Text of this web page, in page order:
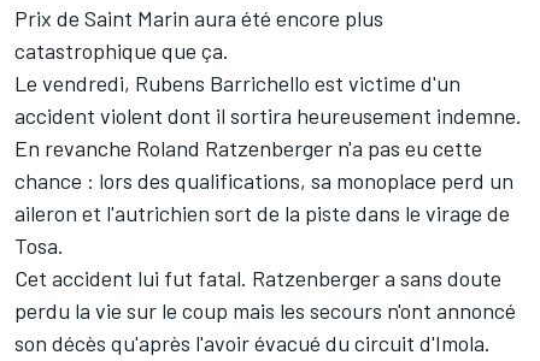
Prix de Saint Marin aura été encore plus
catastrophique que ça.
Le vendredi, Rubens Barrichello est victime d'un
accident violent dont il sortira heureusement indemne.
En revanche Roland Ratzenberger n'a pas eu cette
chance : lors des qualifications, sa monoplace perd un
aileron et l'autrichien sort de la piste dans le virage de
Tosa.
Cet accident lui fut fatal. Ratzenberger a sans doute
perdu la vie sur le coup mais les secours n'ont annoncé
son décès qu'après l'avoir évacué du circuit d'Imola.